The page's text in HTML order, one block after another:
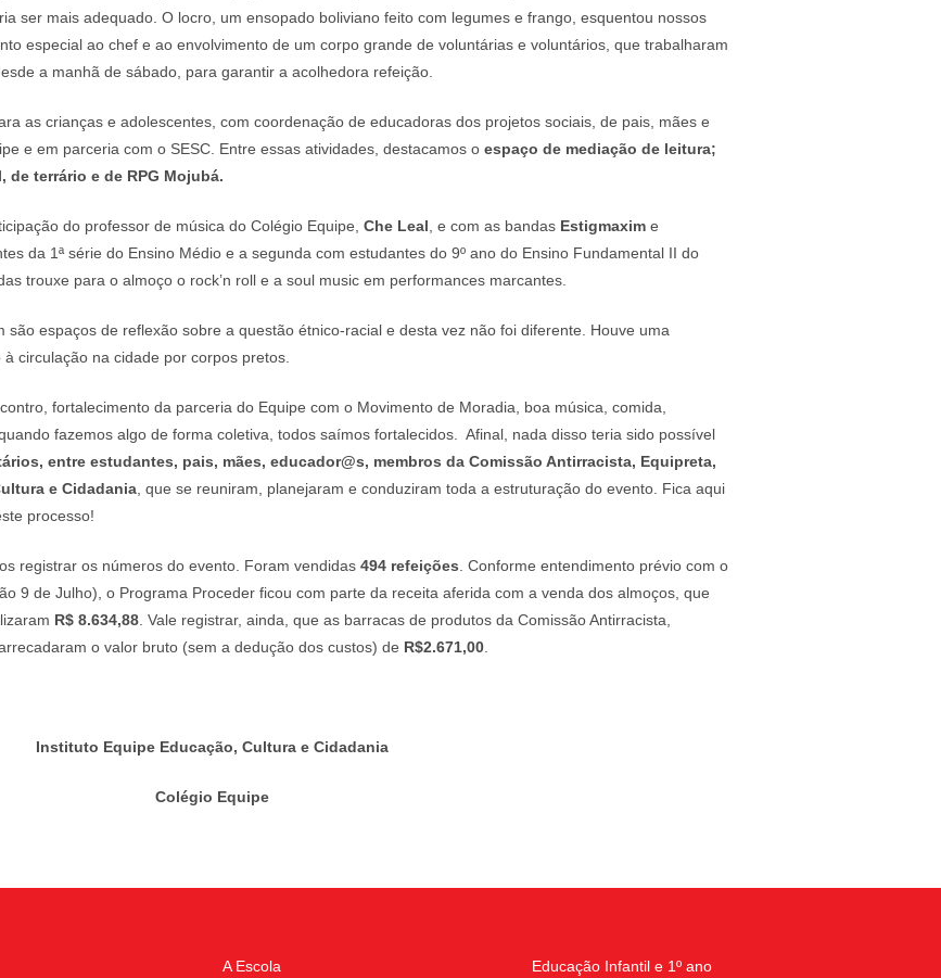
ser mais adequado. O locro, um ensopado boliviano feito com legumes e frango, esquentou nossos
especial ao chef e ao envolvimento de um corpo grande de voluntárias e voluntários, que trabalharam
a manhã de sábado, para garantir a acolhedora refeição.
as crianças e adolescentes, com coordenação de educadoras dos projetos sociais, de pais, mães e
e em parceria com o SESC. Entre essas atividades, destacamos o espaço de mediação de leitura;
terrário e de RPG Mojubá.
do professor de música do Colégio Equipe, Che Leal , e com as bandas Estigmaxim e
da 1ª série do Ensino Médio e a segunda com estudantes do 9º ano do Ensino Fundamental II do
trouxe para o almoço o rock’n roll e a soul music em performances marcantes.
espaços de reflexão sobre a questão étnico-racial e desta vez não foi diferente. Houve uma
circulação na cidade por corpos pretos.
fortalecimento da parceria do Equipe com o Movimento de Moradia, boa música, comida,
fazemos algo de forma coletiva, todos saímos fortalecidos. Afinal, nada disso teria sido possível
entre estudantes, pais, mães, educador@s, membros da Comissão Antirracista, Equipreta,
e Cidadania , que se reuniram, planejaram e conduziram toda a estruturação do evento. Fica aqui
processo!
registrar os números do evento. Foram vendidas 494 refeições . Conforme entendimento prévio com o
9 de Julho), o Programa Proceder ficou com parte da receita aferida com a venda dos almoços, que
R$ 8.634,88 . Vale registrar, ainda, que as barracas de produtos da Comissão Antirracista,
o valor bruto (sem a dedução dos custos) de R$2.671,00
Instituto Equipe Educação, Cultura e Cidadania
Colégio Equipe
A Escola Educação Infantil e 1º ano